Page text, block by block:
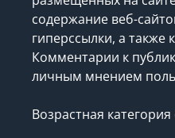
содержание веб-
гиперссылки, а также
Комментарии к
личным мнением
Возрастная категория